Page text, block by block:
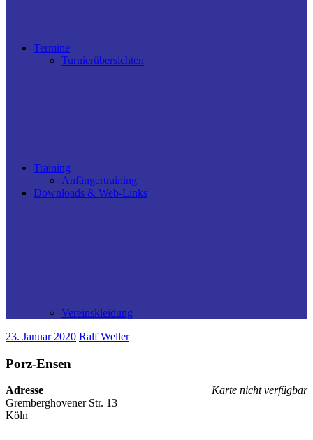
Termine
Turnierübersichten
Training
Anfängertraining
Downloads & Web-Links
Vereinskleidung
23. Januar 2020 Ralf Weller
Porz-Ensen
Karte nicht verfügbar
Adresse
Gremberghovener Str. 13
Köln